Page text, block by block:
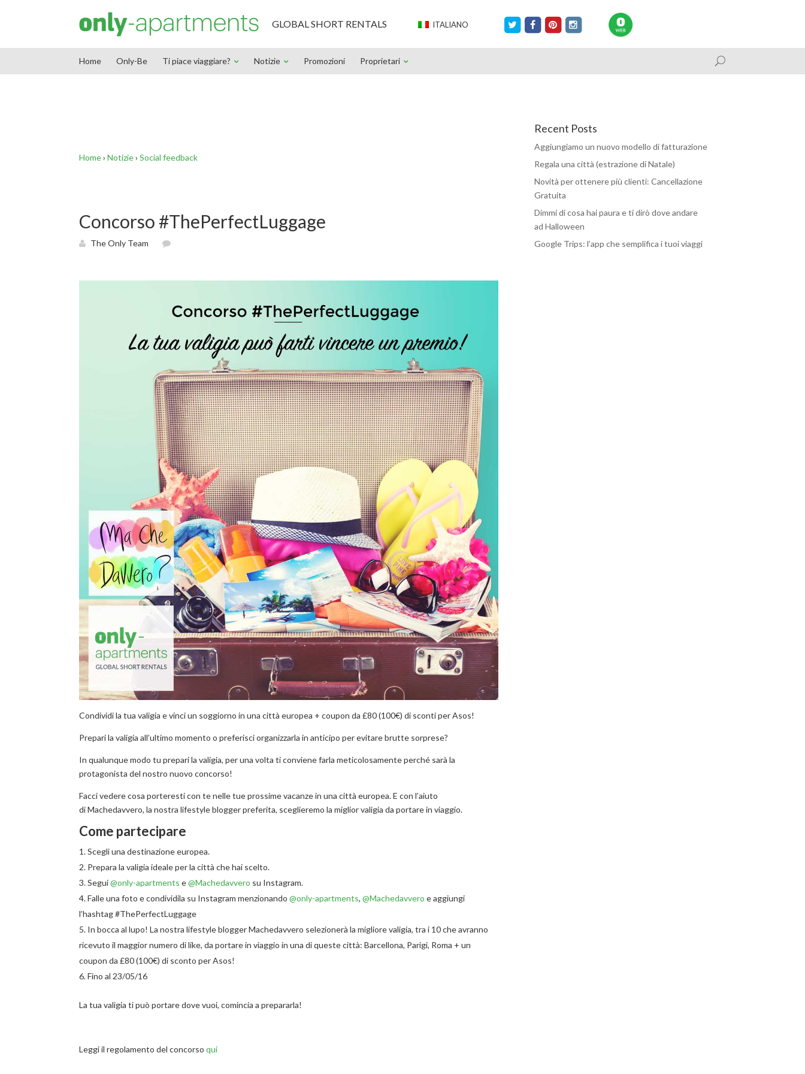
GLOBAL SHORT RENTALS ITALIANO
Home Only-Be Ti piace viaggiare? Notizie Promozioni Proprietari
Home› Notizie› Social feedback
Concorso #ThePerfectLuggage
The Only Team
Condividi la tua valigia e vinci un soggiorno in una città europea + coupon da £80 (100€) di sconti per Asos!
Prepari la valigia all’ultimo momento o preferisci organizzarla in anticipo per evitare brutte sorprese?
In qualunque modo tu prepari la valigia, per una volta ti conviene farla meticolosamente perché sarà la
protagonista del nostro nuovo concorso!
Facci vedere cosa porteresti con te nelle tue prossime vacanze in una città europea. E con l’aiuto
di Machedavvero, la nostra lifestyle blogger preferita, sceglieremo la miglior valigia da portare in viaggio.
Come partecipare
Scegli una destinazione europea.
Prepara la valigia ideale per la città che hai scelto.
Segui@only-apartments e@Machedavvero su Instagram.
Falle una foto e condividila su Instagram menzionando @only-apartments, @Machedavvero e aggiungi
l’hashtag #ThePerfectLuggage
In bocca al lupo! La nostra lifestyle blogger Machedavvero selezionerà la migliore valigia, tra i 10 che avranno
ricevuto il maggior numero di like, da portare in viaggio in una di queste città: Barcellona, Parigi, Roma + un
coupon da £80 (100€) di sconto per Asos!
Fino al 23/05/16
La tua valigia ti può portare dove vuoi, comincia a prepararla!
Leggi il regolamento del concorso qui
Recent Posts
Aggiungiamo un nuovo modello di fatturazione
Regala una città (estrazione di Natale)
Novità per ottenere più clienti: Cancellazione
Gratuita
Dimmi di cosa hai paura e ti dirò dove andare
ad Halloween
Google Trips: l’app che semplifica i tuoi viaggi